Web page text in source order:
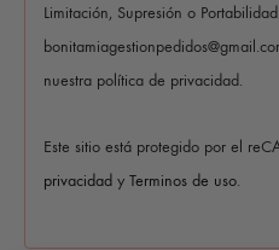
Limitación, Supresión o
nuestra política de privacidad.
Este sitio está protegido por el
privacidad y Terminos de uso.